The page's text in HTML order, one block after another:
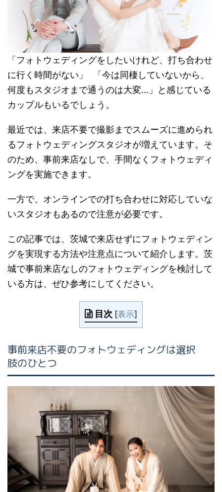
「フォトウェディングをしたいけれど、打ち合わせ
に行く時間がない」 「今は同棲していないから、
何度もスタジオまで通うのは大変…」と感じている
カップルもいるでしょう。
最近では、来店不要で撮影までスムーズに進められ
るフォトウェディングスタジオが増えています。そ
のため、事前来店なしで、手間なくフォトウェディ
ングを実施できます。
一方で、オンラインでの打ち合わせに対応していな
いスタジオもあるので注意が必要です。
この記事では、茨城で来店せずにフォトウェディン
グを実現する方法や注意点について紹介します。茨
城で事前来店なしのフォトウェディングを検討して
いる方は、ぜひ参考にしてください。
目次 [表示]
事前来店不要のフォトウェディングは選択
肢のひとつ